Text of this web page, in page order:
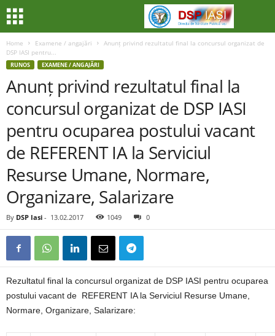
Home Examene / angajări
Anunț privind rezultatul final la concursul organizat de
DSP IASI pentru...
RUNOS EXAMENE / ANGAJĂRI
Anunț privind rezultatul final la
concursul organizat de DSP IASI
pentru ocuparea postului vacant
de REFERENT IA la Serviciul
Resurse Umane, Normare,
Organizare, Salarizare
By DSP Iasi - 13.02.2017 1049 0
Rezultatul final la concursul organizat de DSP IASI pentru ocuparea
postului vacant de REFERENT IA la Serviciul Resurse Umane,
Normare, Organizare, Salarizare: